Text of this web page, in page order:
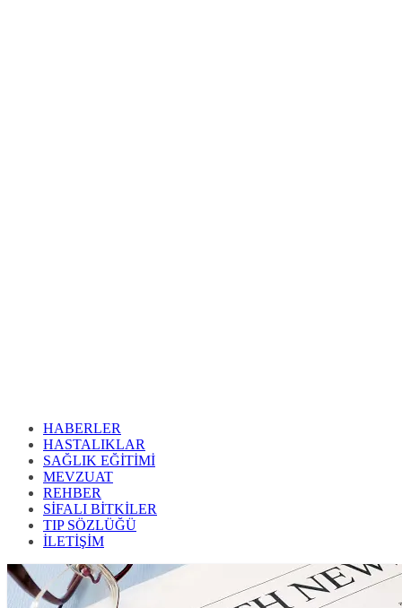
HABERLER
HASTALIKLAR
SAĞLIK EĞİTİMİ
MEVZUAT
REHBER
SİFALI BİTKİLER
TIP SÖZLÜĞÜ
İLETİŞİM